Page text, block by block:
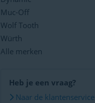
Muc-Off
Wolf Tooth
Würth
Alle merken
Heb je een vraag?
Naar de klantenservice